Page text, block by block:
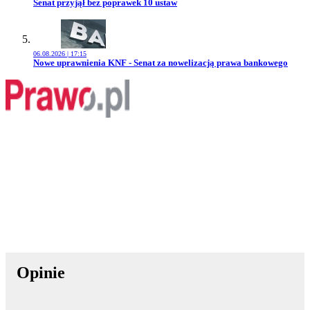
Senat przyjął bez poprawek 10 ustaw
06.08.2026 | 17:15
Przejdź do artykułu:
Nowe uprawnienia KNF - Senat za nowelizacją prawa bankowego
Opinie